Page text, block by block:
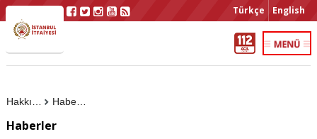
Türkçe English
Haberler
Haberler